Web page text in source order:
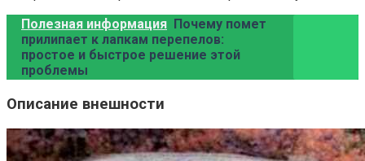
Полезная информация Почему помет
прилипает к лапкам перепелов:
простое и быстрое решение этой
проблемы
Описание внешности